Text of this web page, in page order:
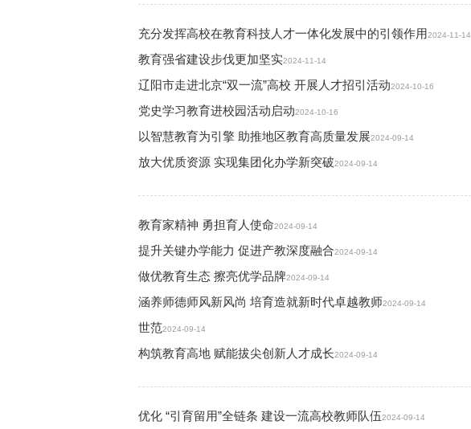
充分发挥高校在教育科技人才一体化发展中的引领作用2024-11-14
教育强省建设步伐更加坚实2024-11-14
辽阳市走进北京“双一流”高校 开展人才招引活动2024-10-16
党史学习教育进校园活动启动2024-10-16
以智慧教育为引擎 助推地区教育高质量发展2024-09-14
放大优质资源 实现集团化办学新突破2024-09-14
教育家精神 勇担育人使命2024-09-14
提升关键办学能力 促进产教深度融合2024-09-14
做优教育生态 擦亮优学品牌2024-09-14
涵养师德师风新风尚 培育造就新时代卓越教师2024-09-14
世范2024-09-14
构筑教育高地 赋能拔尖创新人才成长2024-09-14
优化 “引育留用”全链条 建设一流高校教师队伍2024-09-14